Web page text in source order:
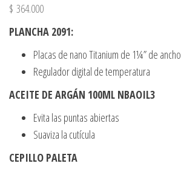
$ 364.000
PLANCHA 2091:
Placas de nano Titanium de 1¼” de ancho
Regulador digital de temperatura
ACEITE DE ARGÁN 100ML NBAOIL3
Evita las puntas abiertas
Suaviza la cutícula
CEPILLO PALETA